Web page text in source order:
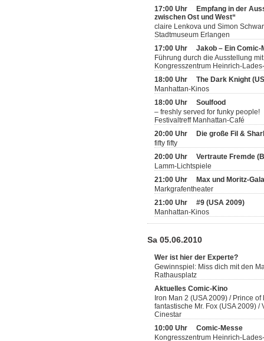
17:00 Uhr
Empfang in der
zwischen Ost und West“
claire Lenkova und Simon
Stadtmuseum Erlangen
17:00 Uhr Jakob – Ein Comic-
Führung durch die Ausstellung
Kongresszentrum Heinrich-
18:00 Uhr The Dark Knight
Manhattan-Kinos
18:00 Uhr Soulfood
– freshly served for funky people!
Festivaltreff Manhattan-Café
20:00 Uhr
Die große Fil &
fifty fifty
20:00 Uhr Vertraute Fremde
Lamm-Lichtspiele
21:00 Uhr
Max und Moritz-Gala
Markgrafentheater
21:00 Uhr #9 (USA 2009)
Manhattan-Kinos
Sa 05.06.2010
Wer ist hier der Experte?
Gewinnspiel: Miss dich mit den
Rathausplatz
Aktuelles Comic-Kino
Iron Man 2 (USA 2009) / Prince
fantastische Mr. Fox (USA 2009)
Cinestar
10:00 Uhr Comic-Messe
Kongresszentrum Heinrich-